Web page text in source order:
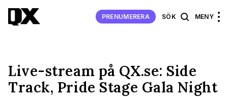
PRENUMERERA SÖK MENY
Live-stream på QX.se: Side
Track, Pride Stage Gala Night